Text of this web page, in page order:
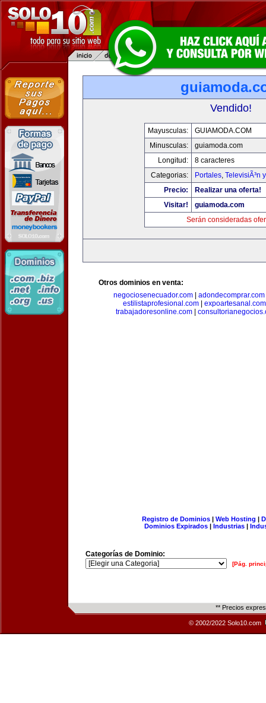
Vendido!
Mayusculas:
GUIAMODA.COM
Minusculas:
guiamoda.com
Longitud:
8 caracteres
Categorias:
Portales, TelevisiÃ³n
Precio:
Realizar una oferta!
Visitar!
guiamoda.com
Serán consideradas
Otros dominios en venta:
negociosenecuador.com| adondecomprar.com
estilistaprofesional.com
expoartesanal.com
trabajadoresonline.com
Registro de Dominios| Web Hosting |
Dominios Expirados | Industrias |
Categorías de Dominio:
[Pág.
** Precios
© 2002/2022 Solo10.com